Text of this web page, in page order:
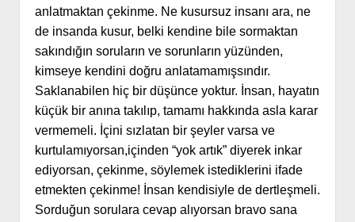
anlatmaktan çekinme. Ne kusursuz insanı ara, ne
de insanda kusur, belki kendine bile sormaktan
sakındığın soruların ve sorunların yüzünden,
kimseye kendini doğru anlatamamışsındır.
Saklanabilen hiç bir düşünce yoktur. İnsan, hayatın
küçük bir anına takılıp, tamamı hakkında asla karar
vermemeli. İçini sızlatan bir şeyler varsa ve
kurtulamıyorsan,içinden “yok artık” diyerek inkar
ediyorsan, çekinme, söylemek istediklerini ifade
etmekten çekinme! İnsan kendisiyle de dertleşmeli.
Sorduğun sorulara cevap alıyorsan bravo sana